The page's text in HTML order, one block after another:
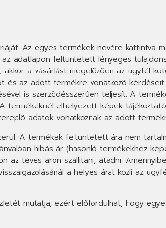
Az egyes termékek nevére kattintva
adatlapon feltüntetett lényeges
a vásárlást megelõzõen az ügyfél
és az adott termékre vonatkozó
is szerzõdésszerûen teljesít. A
termékeknél elhelyezett képek
adatok vonatkoznak az adott
A termékek feltüntetett ára nem
hibás ár (hasonló termékekhez
az téves áron szállítani, átadni.
a helyes árat közli az
mutatja, ezért előfordulhat, hogy